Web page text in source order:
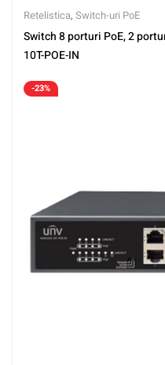
Retelistica, Switch-uri PoE
Switch 8 porturi PoE, 2
10T-POE-IN
-23%